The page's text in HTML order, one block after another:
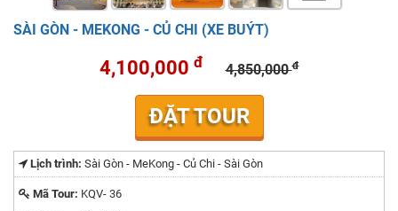
SÀI GÒN - MEKONG - CỦ CHI (XE BUÝT)
4,100,000 đ 4,850,000đ
ĐẶT TOUR
Lịch trình: Sài Gòn - MeKong - Củ Chi - Sài Gòn
Mã Tour: KQV- 36